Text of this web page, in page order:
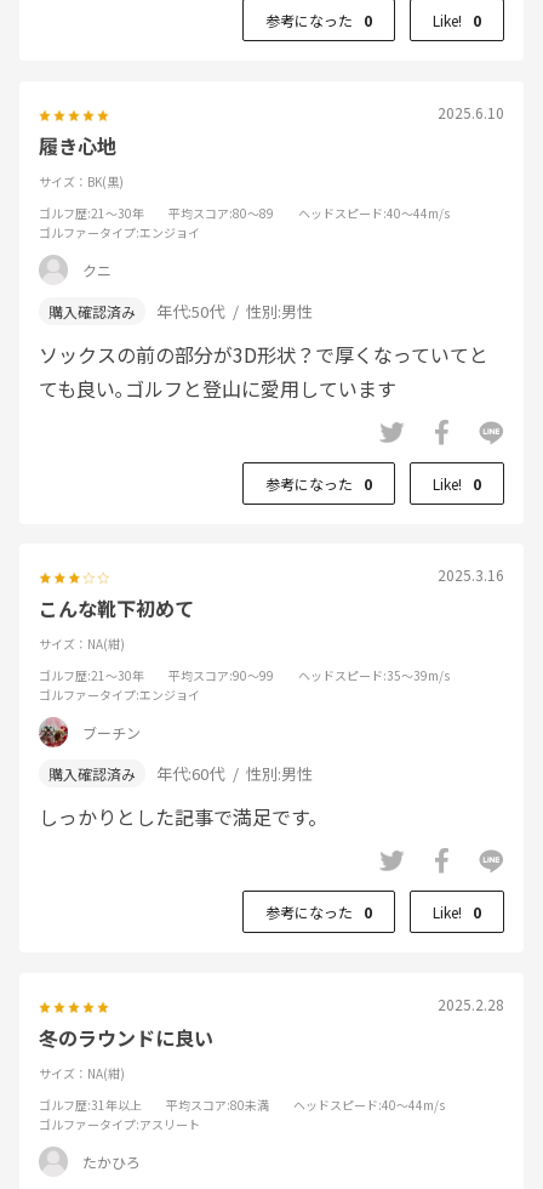
参考になった 0 Like! 0
2025.6.10
履き心地
サイズ：BK(黒)
ゴルフ歴:21～30年 平均スコア:80～89 ヘッドスピード:40～44m/s
ゴルファータイプ:エンジョイ
クニ
年代:50代 性別:男性
ソックスの前の部分が3D形状？で厚くなっていてと
ても良い｡ゴルフと登山に愛用しています
参考になった 0 Like! 0
2025.3.16
こんな靴下初めて
サイズ：NA(紺)
ゴルフ歴:21～30年 平均スコア:90～99 ヘッドスピード:35～39m/s
ゴルファータイプ:エンジョイ
ブーチン
年代:60代 性別:男性
しっかりとした記事で満足です。
参考になった 0 Like! 0
2025.2.28
冬のラウンドに良い
サイズ：NA(紺)
ゴルフ歴:31年以上 平均スコア:80未満 ヘッドスピード:40～44m/s
ゴルファータイプ:アスリート
たかひろ